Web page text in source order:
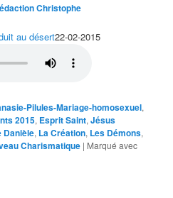
Christophe
au désert22-02-2015
Pilules-Mariage-homosexuel,
2015, Esprit Saint,Jésus
Danièle, La Création, Les Démons,
Charismatique | Marqué avec